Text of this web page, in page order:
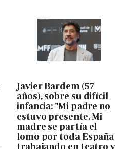
Javier Bardem (57
años), sobre su difícil
infancia: "Mi padre no
estuvo presente. Mi
madre se partía el
lomo por toda España